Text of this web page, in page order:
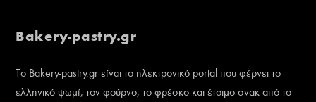
Bakery-pastry.gr
Το Bakery-pastry.gr είναι το ηλεκτρονικό portal που φέρνει το
ελληνικό ψωμί, τον φούρνο, το φρέσκο και έτοιμο σνακ από το